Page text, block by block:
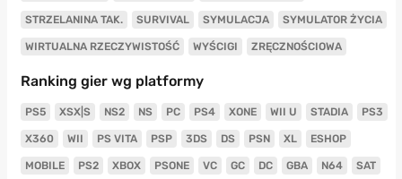
STRZELANINA TAK. SURVIVAL SYMULACJA SYMULATOR ŻYCIA
WIRTUALNA RZECZYWISTOŚĆ WYŚCIGI ZRĘCZNOŚCIOWA
Ranking gier wg platformy
PS5 XSX|S NS2 NS PC PS4 XONE WII U STADIA PS3
X360 WII PS VITA PSP 3DS DS PSN XL ESHOP
MOBILE PS2 XBOX PSONE VC GC DC GBA N64 SAT